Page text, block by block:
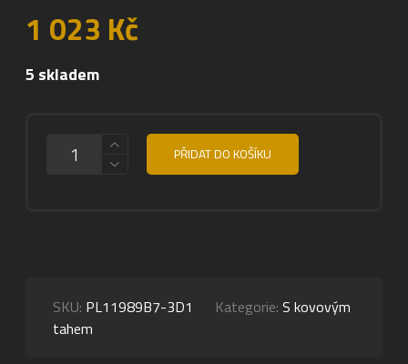
1 023 Kč
5 skladem
PŘIDAT DO KOŠÍKU
SKU: PL11989B7-3D1 Kategorie:S kovovým
tahem